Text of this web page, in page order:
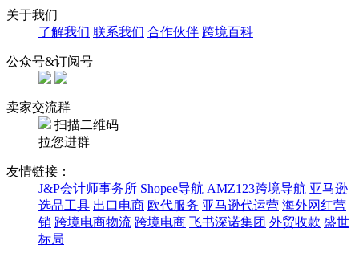
关于我们
了解我们 联系我们 合作伙伴 跨境百科
公众号&订阅号
卖家交流群
扫描二维码
拉您进群
友情链接：
J&P会计师事务所 Shopee导航 AMZ123跨境导航 亚马逊
选品工具 出口电商 欧代服务 亚马逊代运营 海外网红营
销 跨境电商物流 跨境电商 飞书深诺集团 外贸收款 盛世
标局